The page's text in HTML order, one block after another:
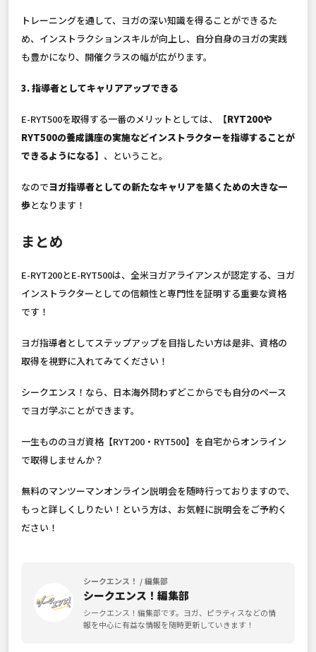
トレーニングを通して、ヨガの深い知識を得ることができるた
め、インストラクションスキルが向上し、自分自身のヨガの実践
も豊かになり、開催クラスの幅が広がります。
3. 指導者としてキャリアアップできる
E-RYT500を取得する一番のメリットとしては、
【RYT200や
RYT500の養成講座の実施などインストラクターを指導することが
できるようになる】 、ということ。
なのでヨガ指導者としての新たなキャリアを築くための大きな一
歩となります！
まとめ
E-RYT200とE-RYT500は、全米ヨガアライアンスが認定する、ヨガ
インストラクターとしての信頼性と専門性を証明する重要な資格
です！
ヨガ指導者としてステップアップを目指したい方は是非、資格の
取得を視野に入れてみてください！
シークエンス！なら、日本海外問わずどこからでも自分のペース
でヨガ学ぶことができます。
一生もののヨガ資格【RYT200・RYT500】を自宅からオンライン
で取得しませんか？
無料のマンツーマンオンライン説明会を随時行っておりますので、
もっと詳しくしりたい！という方は、お気軽に説明会をご予約く
ださい！
シークエンス！ / 編集部
シークエンス！編集部
シークエンス！編集部です。ヨガ、ピラティスなどの情
報を中心に有益な情報を随時更新していきます！